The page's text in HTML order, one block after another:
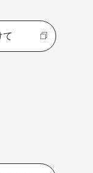
て